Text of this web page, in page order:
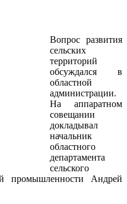
Вопрос развития
сельских
территорий
обсуждался в
областной
администрации.
На аппаратном
совещании
докладывал
начальник
областного
департамента
сельского
промышленности Андрей